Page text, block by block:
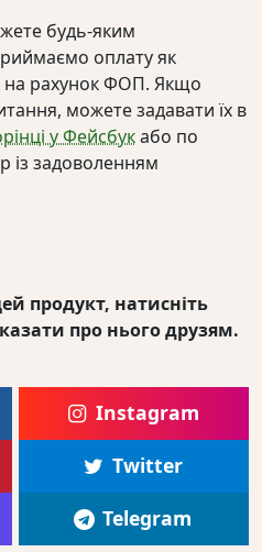
будь-яким
оплату як
на рахунок ФОП. Якщо
можете задавати їх в
у Фейсбукабо по
із задоволенням
продукт, натисніть
про нього друзям.
Instagram
Twitter
Telegram